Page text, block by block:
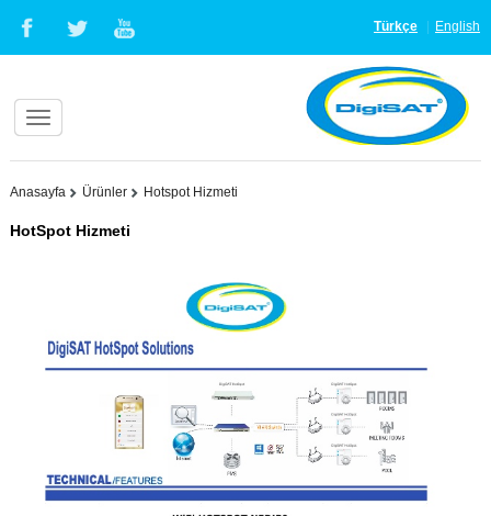
Türkçe English
Anasayfa Ürünler Hotspot Hizmeti
HotSpot Hizmeti